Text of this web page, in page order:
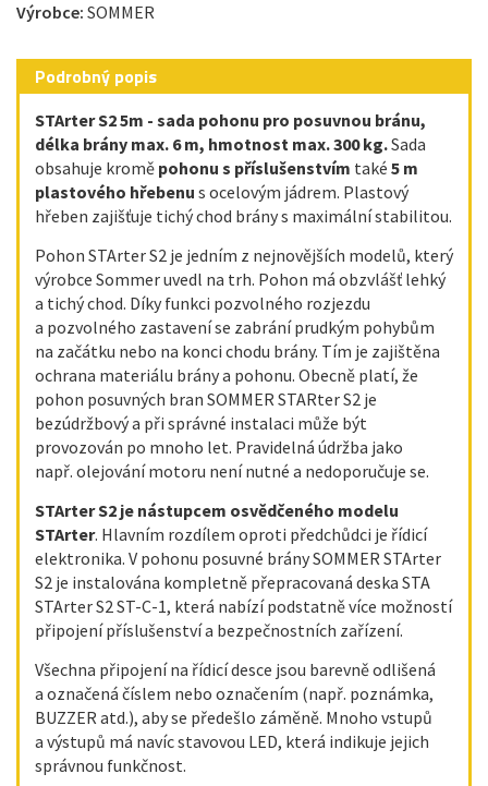
Výrobce: SOMMER
Podrobný popis
STArter S2 5m - sada pohonu pro posuvnou bránu,
délka brány max. 6 m, hmotnost max. 300 kg.Sada
obsahuje kromě pohonu s příslušenstvím také 5 m
plastového hřebenu s ocelovým jádrem. Plastový
hřeben zajišťuje tichý chod brány s maximální stabilitou.
Pohon STArter S2 je jedním z nejnovějších modelů, který
výrobce Sommer uvedl na trh. Pohon má obzvlášť lehký
a tichý chod. Díky funkci pozvolného rozjezdu
a pozvolného zastavení se zabrání prudkým pohybům
na začátku nebo na konci chodu brány. Tím je zajištěna
ochrana materiálu brány a pohonu. Obecně platí, že
pohon posuvných bran SOMMER STARter S2 je
bezúdržbový a při správné instalaci může být
provozován po mnoho let. Pravidelná údržba jako
např. olejování motoru není nutné a nedoporučuje se.
STArter S2 je nástupcem osvědčeného modelu
STArter. Hlavním rozdílem oproti předchůdci je řídicí
elektronika. V pohonu posuvné brány SOMMER STArter
S2 je instalována kompletně přepracovaná deska STA
STArter S2 ST-C-1, která nabízí podstatně více možností
připojení příslušenství a bezpečnostních zařízení.
Všechna připojení na řídicí desce jsou barevně odlišená
a označená číslem nebo označením (např. poznámka,
BUZZER atd.), aby se předešlo záměně. Mnoho vstupů
a výstupů má navíc stavovou LED, která indikuje jejich
správnou funkčnost.